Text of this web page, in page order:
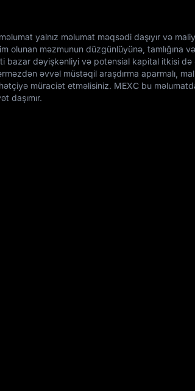
yalnız məlumat məqsədi daşıyır və
olunan məzmunun düzgünlüyünə, tamlığına
bazar dəyişkənliyi və potensial kapital itkisi
əvvəl müstəqil araşdırma aparmalı,
müraciət etməlisiniz. MEXC bu
daşımır.